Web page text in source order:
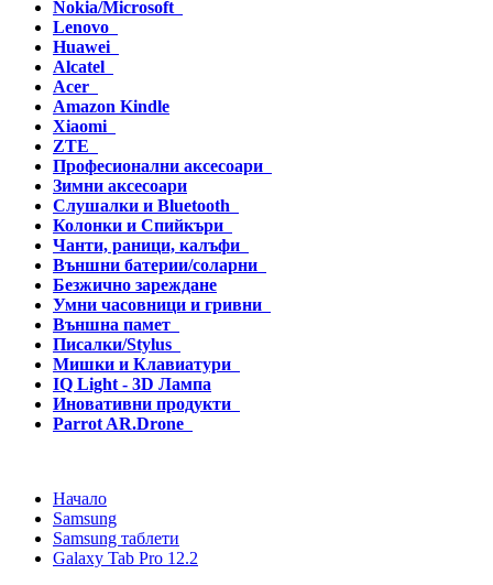
Nokia/Microsoft
Lenovo
Huawei
Alcatel
Acer
Amazon Kindle
Xiaomi
ZTE
Професионални аксесоари
Зимни аксесоари
Слушалки и Bluetooth
Колонки и Спийкъри
Чанти, раници, калъфи
Външни батерии/соларни
Безжично зареждане
Умни часовници и гривни
Външна памет
Писалки/Stylus
Мишки и Клавиатури
IQ Light - 3D Лампа
Иновативни продукти
Parrot AR.Drone
Начало
Samsung
Samsung таблети
Galaxy Tab Pro 12.2